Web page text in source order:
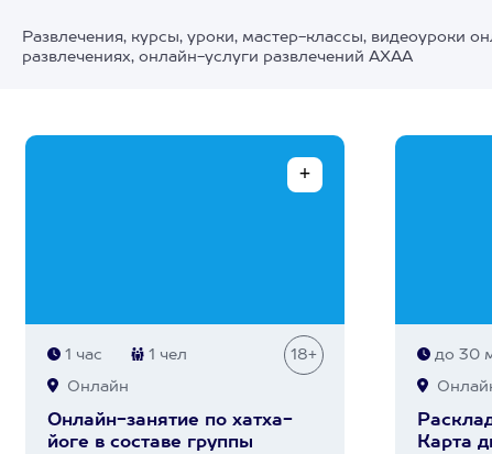
Развлечения, курсы, уроки, мастер-классы, видеоуроки
развлечениях, онлайн-услуги развлечений АХАА
1 час 1 чел 18+
Онлайн
Онлайн-занятие по хатха-
йоге в составе группы
до 30
Карта